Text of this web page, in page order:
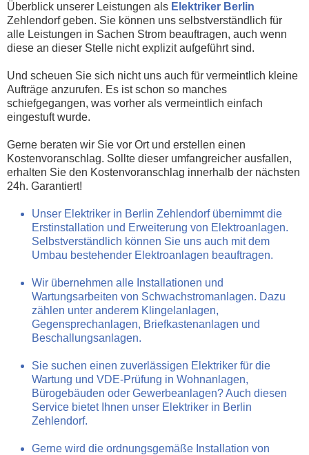
Überblick unserer Leistungen als Elektriker Berlin
Zehlendorf geben. Sie können uns selbstverständlich für
alle Leistungen in Sachen Strom beauftragen, auch wenn
diese an dieser Stelle nicht explizit aufgeführt sind.
Und scheuen Sie sich nicht uns auch für vermeintlich kleine
Aufträge anzurufen. Es ist schon so manches
schiefgegangen, was vorher als vermeintlich einfach
eingestuft wurde.
Gerne beraten wir Sie vor Ort und erstellen einen
Kostenvoranschlag. Sollte dieser umfangreicher ausfallen,
erhalten Sie den Kostenvoranschlag innerhalb der nächsten
24h. Garantiert!
Unser Elektriker in Berlin Zehlendorf übernimmt die
Erstinstallation und Erweiterung von Elektroanlagen.
Selbstverständlich können Sie uns auch mit dem
Umbau bestehender Elektroanlagen beauftragen.
Wir übernehmen alle Installationen und
Wartungsarbeiten von Schwachstromanlagen. Dazu
zählen unter anderem Klingelanlagen,
Gegensprechanlagen, Briefkastenanlagen und
Beschallungsanlagen.
Sie suchen einen zuverlässigen Elektriker für die
Wartung und VDE-Prüfung in Wohnanlagen,
Bürogebäuden oder Gewerbeanlagen? Auch diesen
Service bietet Ihnen unser Elektriker in Berlin
Zehlendorf.
Gerne wird die ordnungsgemäße Installation von